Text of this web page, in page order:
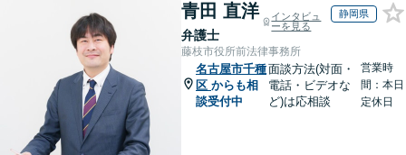
青田 直洋
弁護士
インタビュ
ーを見る
静岡県
藤枝市役所前法律事務所
名古屋市千種
区 からも相
談受付中
面談方法(対面・
電話・ビデオな
ど)は応相談
営業時
間：本日
定休日